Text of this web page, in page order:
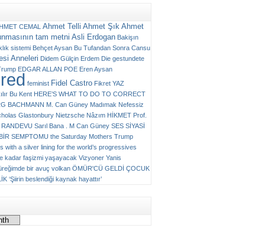
CEMAL Ahmet Telli Ahmet Şık Ahmet
tam metni Asli Erdogan Bakişın
sistemi Behçet Aysan Bu Tufandan Sonra Cansu
Anneleri Didem Gülçin Erdem Die gestundete
EDGAR ALLAN POE Eren Aysan
feminist Fidel Castro Fikret YAZ
Bu Kent HERE’S WHAT TO DO TO CORRECT
BACHMANN M. Can Güney Madımak Nefessiz
Glastonbury Nietzsche Nâzım HİKMET Prof.
RANDEVU Sarıl Bana . M Can Güney SES SİYASİ
SEMPTOMU the Saturday Mothers Trump
with a silver lining for the world’s progressives
kadar faşizmi yaşayacak Vizyoner Yanis
bir avuç volkan ÖMÜR'CÜ GELDİ ÇOCUK
‘Şiirin beslendiği kaynak hayattır’